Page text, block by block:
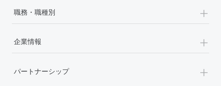
職務・職種別 +
企業情報 +
パートナーシップ +